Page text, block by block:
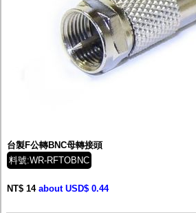
台製F公轉BNC母轉接頭
料號:WR-RFTOBNC
NT$ 14 about USD$ 0.44